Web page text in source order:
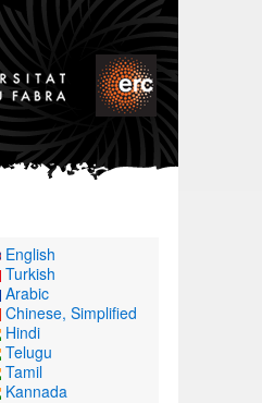
English
Turkish
Arabic
Chinese, Simplified
Hindi
Telugu
Tamil
Kannada